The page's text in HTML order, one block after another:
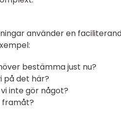
använder en
bestämma just nu?
på det här?
inte gör något?
framåt?